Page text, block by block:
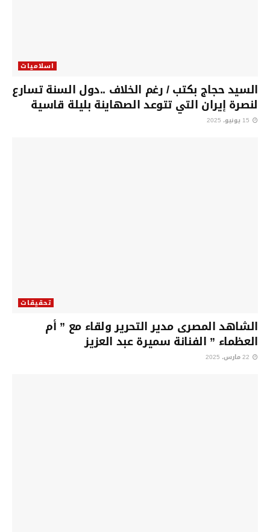
اسلاميات
السيد حجاج بكتب / رغم الخلاف ..دول السنة تسارع
لنصرة إيران التي تتوعد الصهاينة بليلة قاسية
تحقيقات
الشاهد المصرى مدير التحرير ولقاء مع ” أم
العظماء ” الفنانة سميرة عبد العزيز